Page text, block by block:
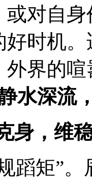
对自
时机
界的
水深流
身，维
蹈矩”